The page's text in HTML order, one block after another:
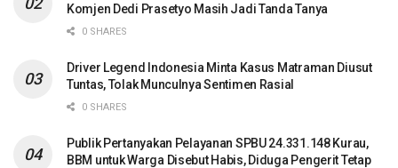
Komjen Dedi Prasetyo Masih Jadi Tanda Tanya
0 SHARES
Driver Legend Indonesia Minta Kasus Matraman Diusut
Tuntas, Tolak Munculnya Sentimen Rasial
0 SHARES
Publik Pertanyakan Pelayanan SPBU 24.331.148 Kurau,
BBM untuk Warga Disebut Habis, Diduga Pengerit Tetap